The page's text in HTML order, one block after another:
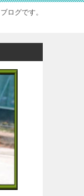
ログです。